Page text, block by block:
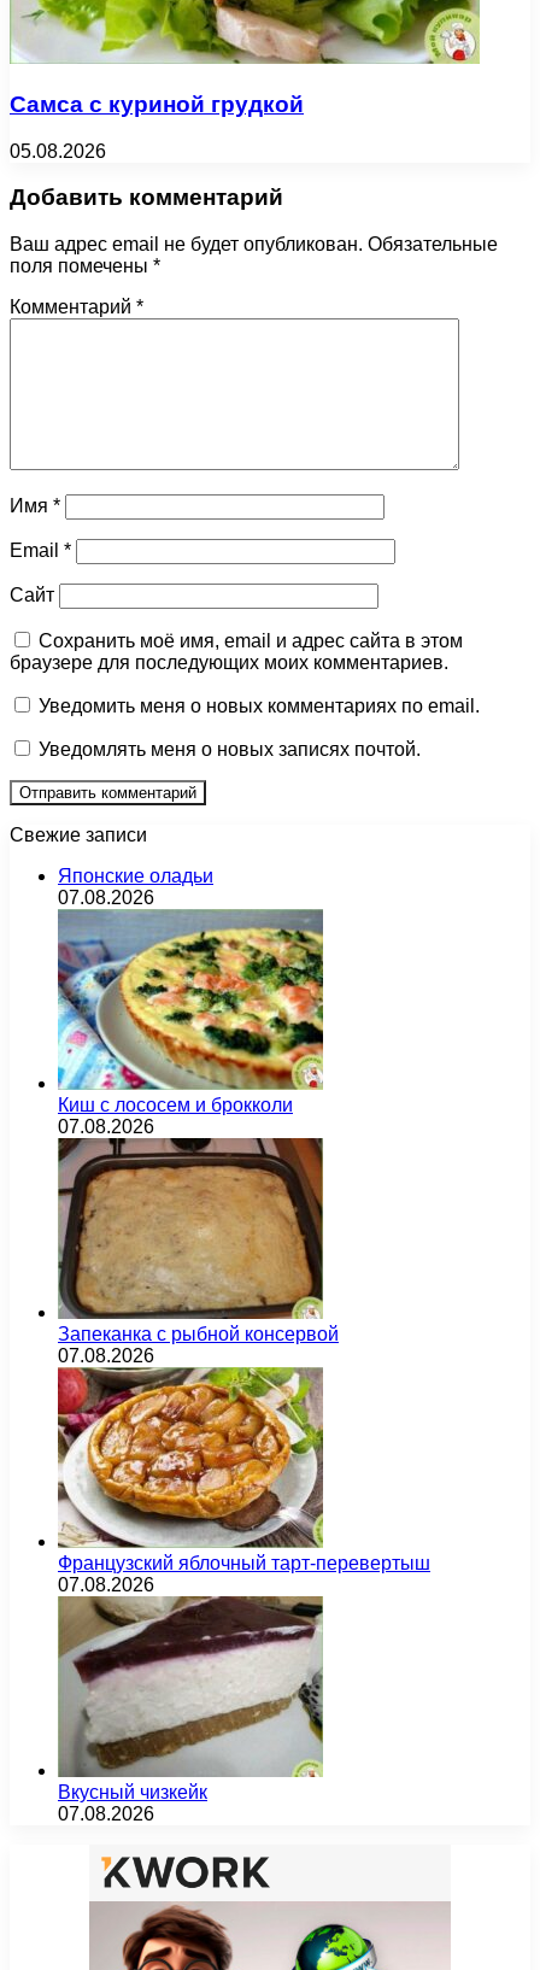
Самса с куриной грудкой
05.08.2026
Добавить комментарий
Ваш адрес email не будет опубликован. Обязательные
поля помечены *
Комментарий *
Имя *
Email *
Сайт
Сохранить моё имя, email и адрес сайта в этом
браузере для последующих моих комментариев.
Уведомить меня о новых комментариях по email.
Уведомлять меня о новых записях почтой.
Свежие записи
Японские оладьи
07.08.2026
Киш с лососем и брокколи
07.08.2026
Запеканка с рыбной консервой
07.08.2026
Французский яблочный тарт-перевертыш
07.08.2026
Вкусный чизкейк
07.08.2026